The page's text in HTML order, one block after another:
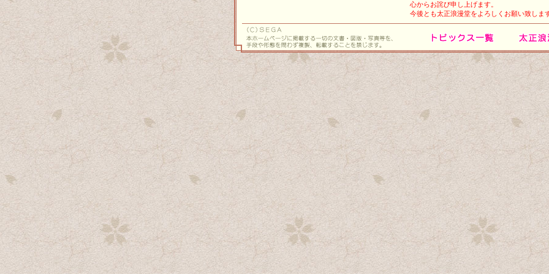
心からお詫び申し上げます。
今後とも太正浪漫堂をよろしくお願い致しま